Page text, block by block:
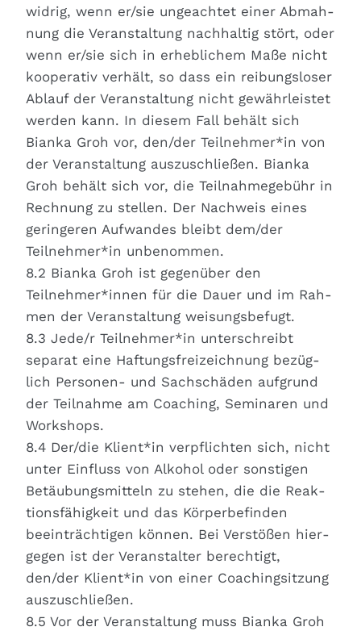
wid­rig, wenn er/sie unge­ach­tet einer Abmah­
nung die Ver­an­stal­tung nach­hal­tig stört, oder
wenn er/sie sich in erheb­li­chem Maße nicht
koope­ra­tiv ver­hält, so dass ein rei­bungs­lo­ser
Ablauf der Ver­an­stal­tung nicht gewähr­leis­tet
wer­den kann. In die­sem Fall behält sich
Bian­ka Groh vor, den/der Teilnehmer*in von
der Ver­an­stal­tung aus­zu­schlie­ßen. Bian­ka
Groh behält sich vor, die Teil­nah­me­ge­bühr in
Rech­nung zu stel­len. Der Nach­weis eines
gerin­ge­ren Auf­wan­des bleibt dem/der
Teilnehmer*in unbe­nom­men.
8.2 Bian­ka Groh ist gegen­über den
Teilnehmer*innen für die Dau­er und im Rah­
men der Ver­an­stal­tung wei­sungs­be­fugt.
8.3 Jede/r Teilnehmer*in unter­schreibt
sepa­rat eine Haf­tungs­frei­zeich­nung bezüg­
lich Per­so­nen- und Sach­schä­den auf­grund
der Teil­nah­me am Coa­ching, Semi­na­ren und
Work­shops.
8.4 Der/die Klient*in ver­pflich­ten sich, nicht
unter Ein­fluss von Alko­hol oder sons­ti­gen
Betäu­bungs­mit­teln zu ste­hen, die die Reak­
ti­ons­fä­hig­keit und das Kör­per­be­fin­den
beein­träch­ti­gen kön­nen. Bei Ver­stö­ßen hier­
ge­gen ist der Ver­an­stal­ter berech­tigt,
den/der Klient*in von einer Coa­ching­sit­zung
aus­zu­schlie­ßen.
8.5 Vor der Ver­an­stal­tung muss Bian­ka Groh